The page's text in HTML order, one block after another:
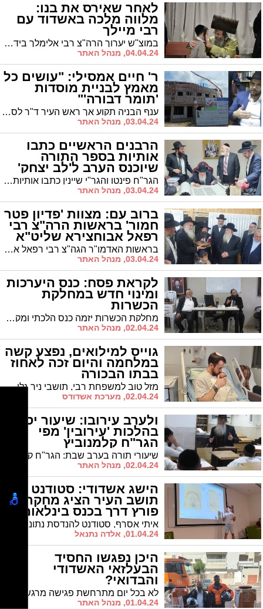
לאחר שאירס את בנו:
מלווה מלכה באשדוד עם
רבי מיילך
במוצ"ש יערוך הרה"צ רבי אלימלך בידרמן 'מלווה מלכה' בביהמ"ד 'אמרי חיים' ויזניץ. לאחר הטיש יהיה ניתן לאחל 'מזל טוב' למשפיע לרגל אירוסי בנו
04.04.24, מנהל האתר
ר' חיים אמסילי: "עושים כל
מאמץ לבניית מוסדות
'תומר דבורה'"
ענף הבניה תקוע אך ראש העיר ד"ר לסרי נחרץ לפעול ולקדם את הבניה למוסדות חינוך | הרב חיים אמסילי ממונה החינוך התורני: "העיריה עושה כל מאמץ להמשך בנית מוסדות "תומר דבורה" ולהשיג עובדים, לאחרונה הגיעו מס' פעמים משאיות בטון לשטח"
03.04.24, מנהל האתר
הרבנים הראשיים כתבו
אותיות בספר התורה
שיוכנס הערב ל'לב יצחק'
הגר"ח פינטו והגר"י שיינין כתבו אותיות בספר תורה החדש: הערב (רביעי) יתקיים מעמד הכנסת ספר תורה לבית המדרש "לב יצחק" ברובע ו' בראשותו של מזכה הרבים הרה"ג ר' מאיר ועקנין שליט"א
03.04.24, מנהל האתר
ברוב עם: מצוות 'פדיון פטר
חמור' בראשות הרה"צ רבי
רפאל אבוחצירא שליט"א
בראשות האדמו"ר הגה"צ רבי רפאל אבוחצירא נערך מעמד פדיון פטר חמור במושב "צרופה" במעמד קהל רב | מיד לאחר מכן קיימו גם את מצוות "מתנות כהונה"
03.04.24, מנהל האתר
לקראת פסח: כנס היערכות
ומינוי חדש במחלקת
הכשרות
מחלקת הכשרות יזמה כנס הלכתי ומקצועי בדברי ההכנה והכשרות סניפי המרכולים לחג הפסח בעיר | הרב דהן: גם השנה יתפרסו "הגעלת כלים חינם" בכל אזורי העיר | מתנדבים למען השבת יסיירו במוצ"ש לשמור על הזמנים | מונה ראש ענף הפיקוח בכשרות - הרב יצחק אלקבץ
02.04.24, מנהל האתר
גוייס למילואים, נפצע קשה
במלחמה והיום זכה לאחוז
בבתו הבכורה
מזל טוב למשפחת רבי, תושבי ניר גלים, שהביאו לעולם את בתם הבכורה בביה"ח הציבורי אסותא אשדוד. עומר השתתף בלחימה בבית חנון כסגן מפקד פלוגת הפלס"ר של גדוד 697 בחטיבה 551. באירוע פיצוץ מטען, עומר ו 5 מחבריו נפצעו קשה ו-4 נוספים נהרגו
02.04.24, מערכת אשדודס
ולערב עירובו: שיעור יסודי
בהלכות 'עירובין' מפי
הגר"ח קלמנוביץ
02.04.24, מנהל האתר
הישג אשדודי: סטודנט
תושב העיר הציג מחקר
פורץ דרך בכנס בינלאומי
01.04.24, אלדה נתנאל
היכן נפגשו החסיד
הבעלזאי האשדודי
והבדואי?
01.04.24, מנהל האתר